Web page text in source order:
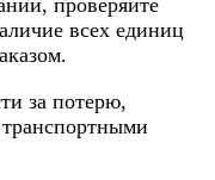
проверяйте
всех единиц
за потерю,